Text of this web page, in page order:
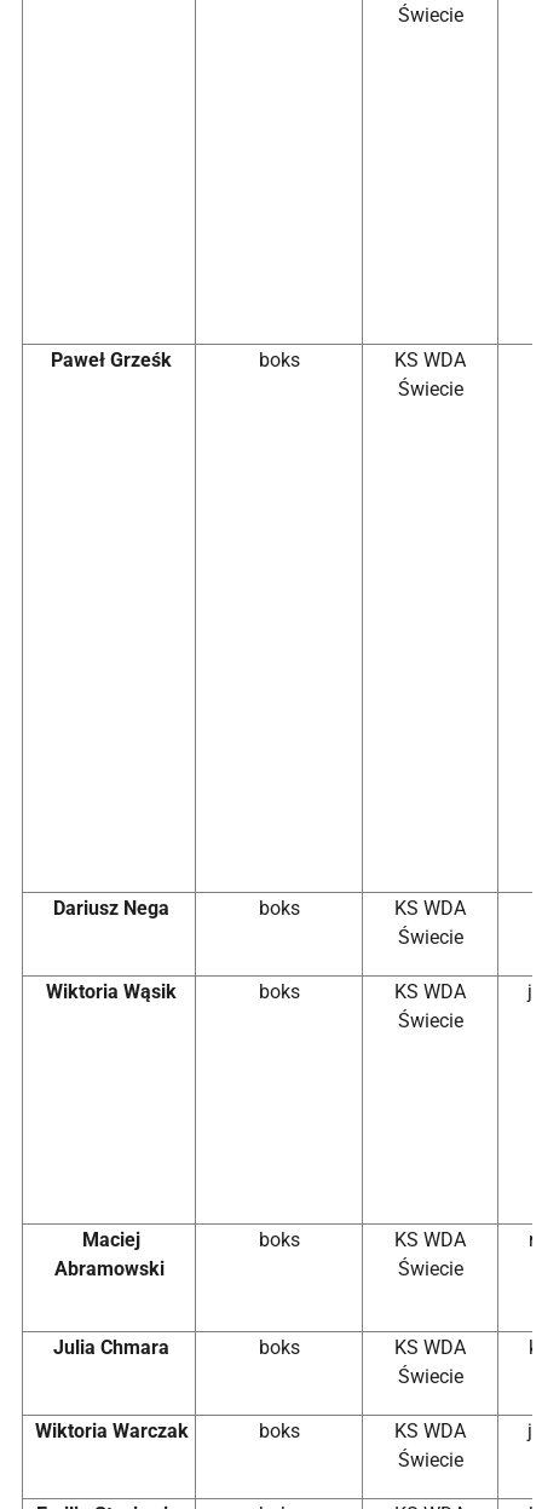
Świecie
Paweł Grześk boks
KS WDA
Świecie
Dariusz Nega boks
KS WDA
Świecie
Wiktoria Wąsik boks
KS WDA
Świecie
Maciej
Abramowski
boks
KS WDA
Świecie
Julia Chmara boks
KS WDA
Świecie
Wiktoria Warczak boks
KS WDA
Świecie